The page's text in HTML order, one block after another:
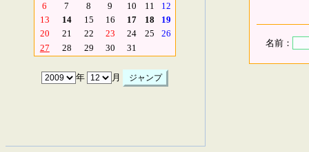
6
7 8 9 10 11
12
13
14 15 16 17 18
19
20
21 22 23 24 25
26
27
28 29 30 31
年 月
名前：